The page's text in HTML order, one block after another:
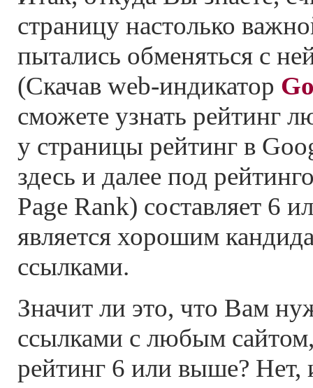
страницу настолько
пытались обменяться с
(Скачав web-индикатор
сможете узнать рейтинг
у страницы рейтинг в
здесь и далее под
Page Rank) составляет 6
является хорошим
ссылками.
Значит ли это, что Вам
ссылками с любым
рейтинг 6 или выше? Нет,